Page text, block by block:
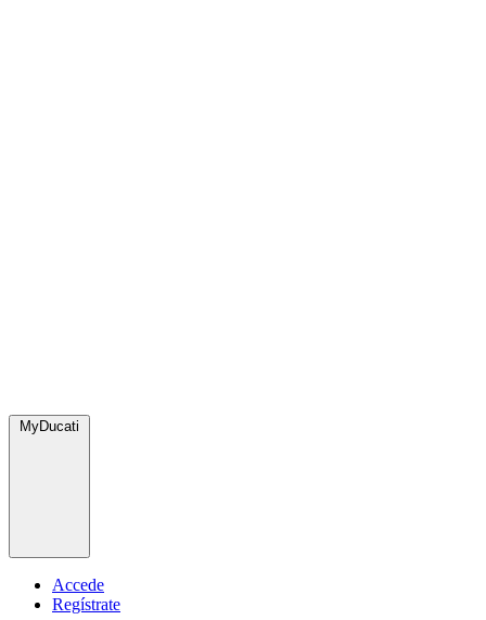
MyDucati
Accede
Regístrate